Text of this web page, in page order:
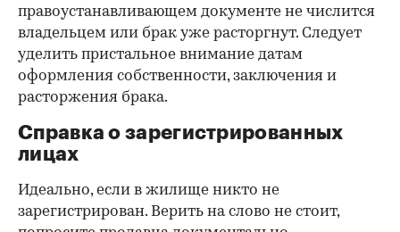
правоустанавливающем документе не числится
владельцем или брак уже расторгнут. Следует
уделить пристальное внимание датам
оформления собственности, заключения и
расторжения брака.
Справка о зарегистрированных
лицах
Идеально, если в жилище никто не
зарегистрирован. Верить на слово не стоит,